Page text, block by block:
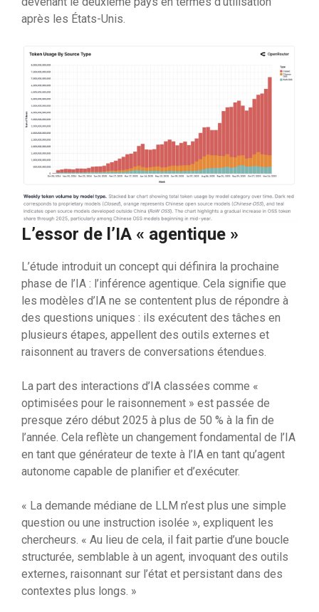
après les États-Unis.
L’essor de l’IA « agentique »
L’étude introduit un concept qui définira la prochaine
phase de l’IA : l’inférence agentique. Cela signifie que
les modèles d’IA ne se contentent plus de répondre à
des questions uniques : ils exécutent des tâches en
plusieurs étapes, appellent des outils externes et
raisonnent au travers de conversations étendues.
La part des interactions d’IA classées comme «
optimisées pour le raisonnement » est passée de
presque zéro début 2025 à plus de 50 % à la fin de
l’année. Cela reflète un changement fondamental de l’IA
en tant que générateur de texte à l’IA en tant qu’agent
autonome capable de planifier et d’exécuter.
« La demande médiane de LLM n’est plus une simple
question ou une instruction isolée », expliquent les
chercheurs. « Au lieu de cela, il fait partie d’une boucle
structurée, semblable à un agent, invoquant des outils
externes, raisonnant sur l’état et persistant dans des
contextes plus longs. »